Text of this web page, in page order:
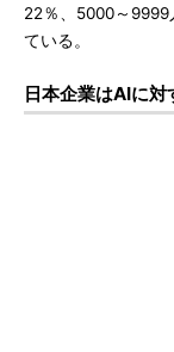
22％、5000～9999
ている。
日本企業はAIに